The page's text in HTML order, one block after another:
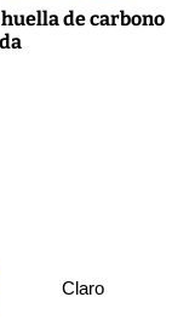
de carbono
Claro